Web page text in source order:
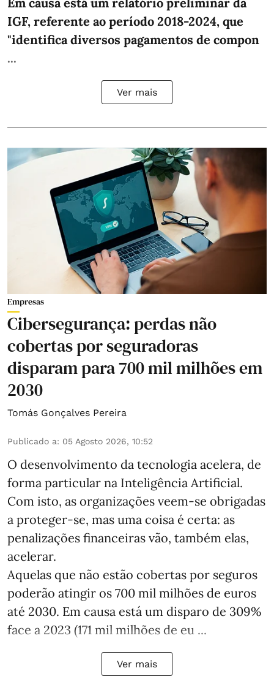
IGF, referente ao período 2018-2024, que
"identifica diversos pagamentos de compon
...
Ver mais
Empresas
Cibersegurança: perdas não
cobertas por seguradoras
disparam para 700 mil milhões em
2030
Tomás Gonçalves Pereira
Publicado a: 05 Agosto 2026, 10:52
O desenvolvimento da tecnologia acelera, de
forma particular na Inteligência Artificial.
Com isto, as organizações veem-se obrigadas
a proteger-se, mas uma coisa é certa: as
penalizações financeiras vão, também elas,
acelerar.
Aquelas que não estão cobertas por seguros
poderão atingir os 700 mil milhões de euros
até 2030. Em causa está um disparo de 309%
face a 2023 (171 mil milhões de eu ...
Ver mais